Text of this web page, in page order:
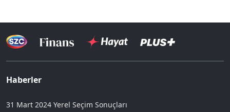
Haberler
31 Mart 2024 Yerel Seçim Sonuçları